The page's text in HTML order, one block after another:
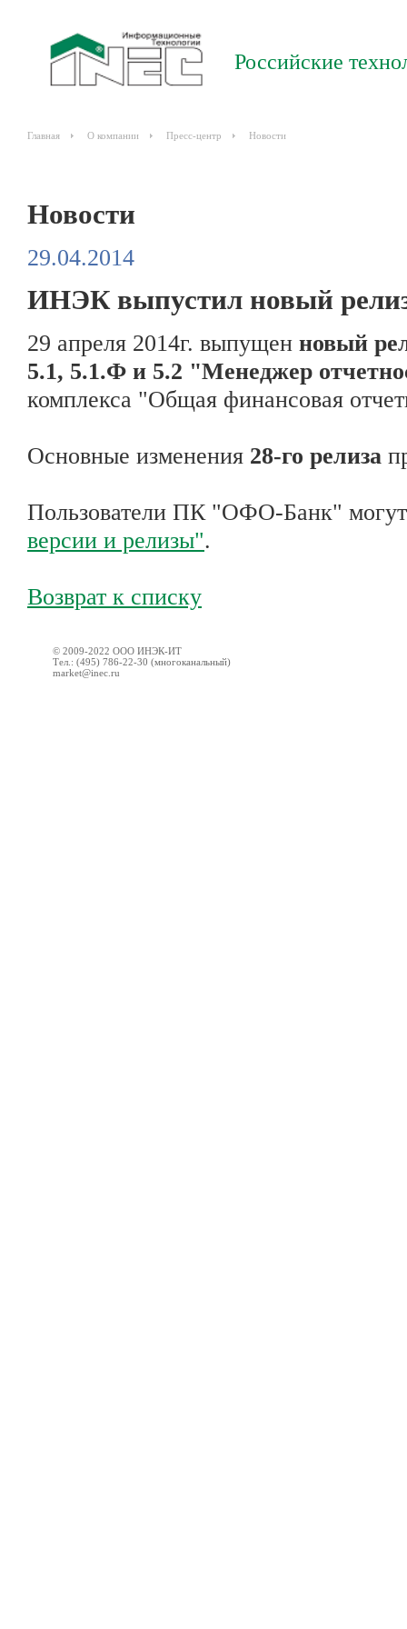
Российские
Главная О компании Пресс-центр Новости
Новости
29.04.2014
ИНЭК выпустил новый
29 апреля 2014г. выпущен новый
5.1, 5.1.Ф и 5.2 "Менеджер
комплекса "Общая финансовая
Основные изменения 28-го релиза
Пользователи ПК "ОФО-Банк" могут
версии и релизы".
Возврат к списку
© 2009-2022 ООО ИНЭК-ИТ
Тел.: (495) 786-22-30 (многоканальный)
market@inec.ru